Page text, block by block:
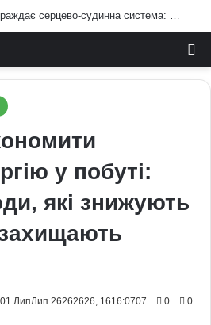
Від яких продуктів страждає серцево-судинна система: попередження лікарів
у побуті:
які знижують
1616:0707 0 0